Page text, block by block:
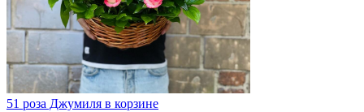
51 роза Джумиля в корзине